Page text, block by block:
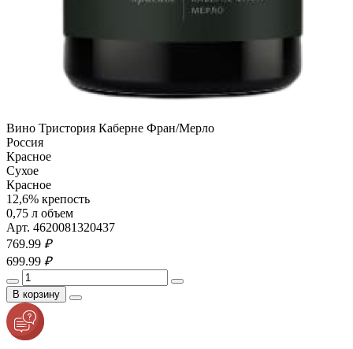
Вино Тристория Каберне Фран/Мерло
Россия
Красное
Сухое
Красное
12,6% крепость
0,75 л объем
Арт. 4620081320437
769.99 ₽
699.99 ₽
В корзину